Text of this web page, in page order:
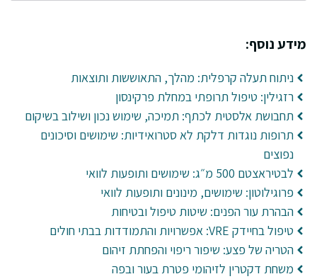
מידע נוסף:
ניתוח תעלה קרפלית: מהלך, התאוששות ותוצאות
רזגילין: טיפול תרופתי במחלת פרקינסון
תחבושת אלסטית לכתף: תמיכה, שימוש נכון ושילוב בשיקום
תרופות נוגדות דלקת לא סטרואידיות: שימושים וסיכונים
נפוצים
לבטיראצטם 500 מ״ג: שימושים ותופעות לוואי
פרוגילוטון: שימושים, מינונים ותופעות לוואי
הבהרת עור הפנים: שיטות טיפול ובטיחות
טיפול בחיידק VRE: אפשרויות והתמודדות בבתי חולים
הטריה של פצע: שיפור ריפוי והפחתת זיהום
משחת דקטרין לזיהומי פטרת בעור ובפה